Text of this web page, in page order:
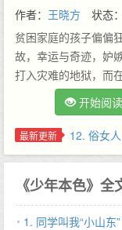
作者： 王晓方 状态
贫困家庭的孩子偏偏
故，幸运与奇迹，妒
打入灾难的地狱，而
芒。我从山东老家回
妈把我送到北滩头我
在东州是念四年级，
开始阅读
最新更新 12. 俗女人
《少年本色》全
1. 同学叫我“小山东”